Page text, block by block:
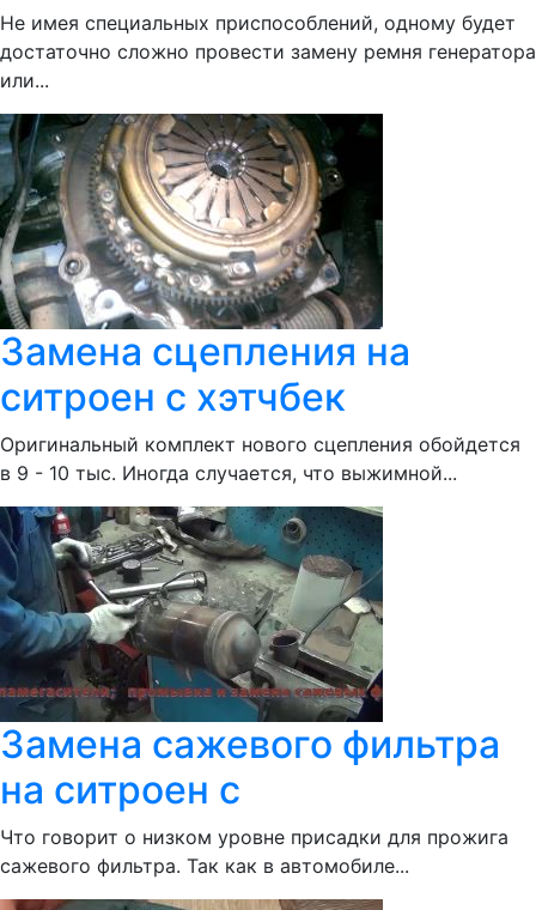
Не имея специальных приспособлений, одному будет
достаточно сложно провести замену ремня генератора
или...
Замена сцепления на
ситроен с хэтчбек
Оригинальный комплект нового сцепления обойдется
в 9 - 10 тыс. Иногда случается, что выжимной...
Замена сажевого фильтра
на ситроен с
Что говорит о низком уровне присадки для прожига
сажевого фильтра. Так как в автомобиле...